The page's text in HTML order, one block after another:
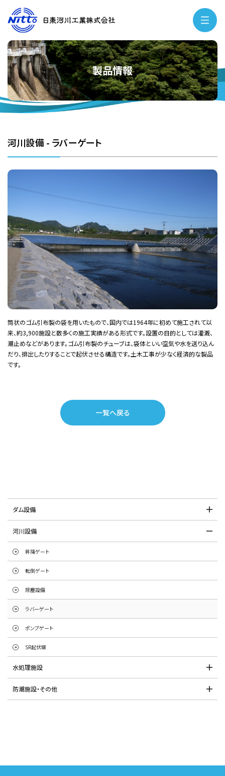
製品情報
ダム設備
河川設備
昇降ゲート
転倒ゲート
除塵設備
ラバーゲート
ポンプゲート
SR起伏堰
水処理施設
防潮施設・その他
河川設備 - ラバーゲート
筒状のゴム引布製の袋を用いたもので、国内では1964年に初めて施工されて以
来、約3,900施設と数多くの施工実績がある形式です。設置の目的としては灌漑、
潮止めなどがあります。ゴム引布製のチューブは、袋体といい空気や水を送り込ん
だり、排出したりすることで起伏させる構造です。土木工事が少なく経済的な製品
です。
一覧へ戻る